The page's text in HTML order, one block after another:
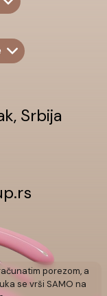
Srbija
porezom, a
se vrši SAMO na